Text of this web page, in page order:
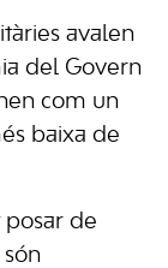
avalen
del Govern
com un
baixa de
de
són